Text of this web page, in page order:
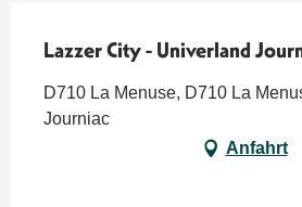
Lazzer City - Univerland
D710 La Menuse, D710 La
Journiac
Anfahrt